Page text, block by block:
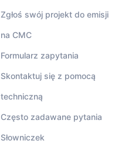
Zgłoś swój projekt do emisji
na CMC
Formularz zapytania
Skontaktuj się z pomocą
techniczną
Często zadawane pytania
Słowniczek